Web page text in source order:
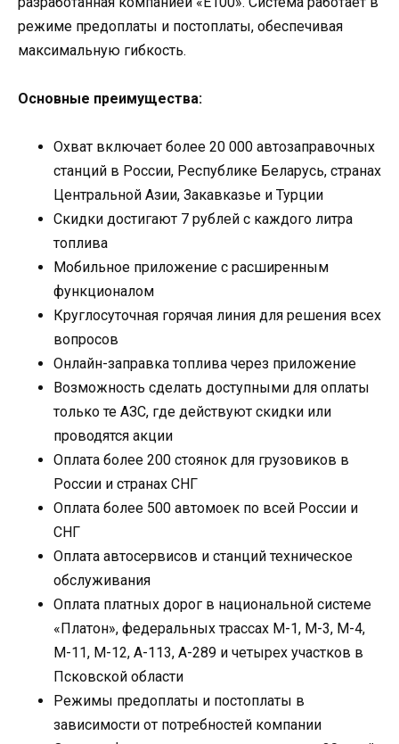
режиме предоплаты и постоплаты, обеспечивая
максимальную гибкость.
Основные преимущества:
Охват включает более 20 000 автозаправочных
станций в России, Республике Беларусь, странах
Центральной Азии, Закавказье и Турции
Скидки достигают 7 рублей с каждого литра
топлива
Мобильное приложение с расширенным
функционалом
Круглосуточная горячая линия для решения всех
вопросов
Онлайн-заправка топлива через приложение
Возможность сделать доступными для оплаты
только те АЗС, где действуют скидки или
проводятся акции
Оплата более 200 стоянок для грузовиков в
России и странах СНГ
Оплата более 500 автомоек по всей России и
СНГ
Оплата автосервисов и станций техническое
обслуживания
Оплата платных дорог в национальной системе
«Платон», федеральных трассах М-1, М-3, М-4,
М-11, М-12, А-113, А-289 и четырех участков в
Псковской области
Режимы предоплаты и постоплаты в
зависимости от потребностей компании